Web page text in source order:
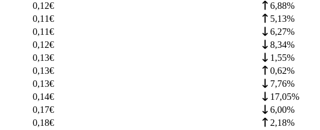
0,12€ 6,88%
0,11€ 5,13%
0,11€ 6,27%
0,12€ 8,34%
0,13€ 1,55%
0,13€ 0,62%
0,13€ 7,76%
0,14€ 17,05%
0,17€ 6,00%
0,18€ 2,18%